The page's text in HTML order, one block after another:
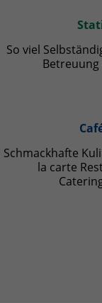
So viel
Schmackhafte
la carte